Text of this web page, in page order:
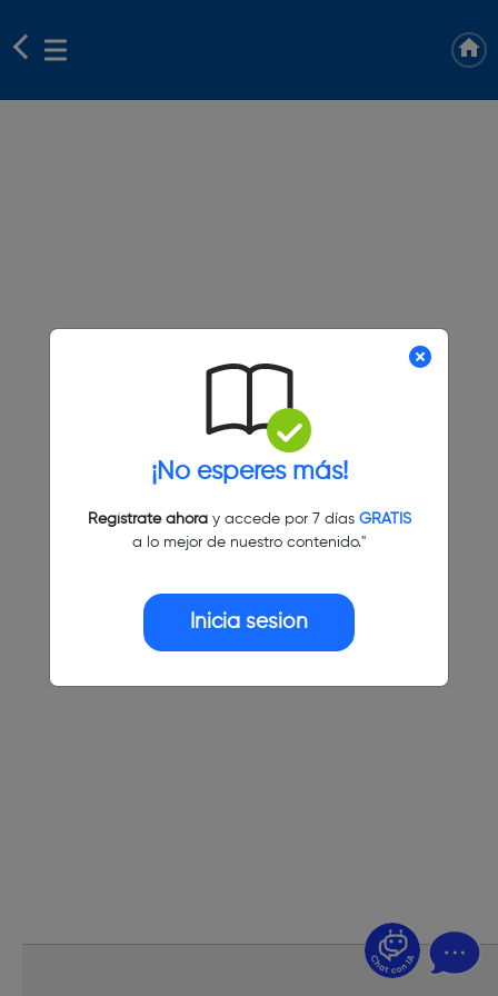
¡No esperes más!
Regístrate ahoray accede por 7 días GRATIS
a lo mejor de nuestro contenido."
Inicia sesión